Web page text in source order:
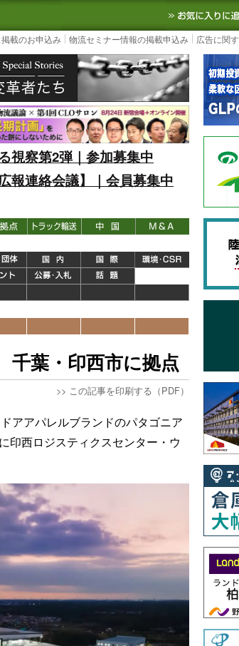
の物流ニュースサイト3PL, SCMなど国内外の最新の
載のお申込み 物流セミナー情報の掲載申込み 広告に関
視察第2弾｜参加募集中
報連絡会議】｜会員募集中
千葉・印西市に拠点
>> この記事を印刷する（PDF）
アアパレルブランドのパタゴニア
印西ロジスティクスセンター・ウ